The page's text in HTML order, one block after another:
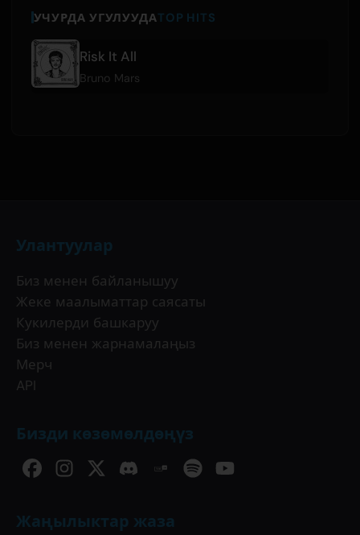
УЧУРДА УГУЛУУДАTOP HITS
Risk It All
Bruno Mars
Улантуулар
Биз менен байланышуу
Жеке маалыматтар саясаты
Кукилерди башкаруу
Биз менен жарнамалаңыз
Мерч
API
Бизди көзөмөлдөңүз
Жаңылыктар жаза